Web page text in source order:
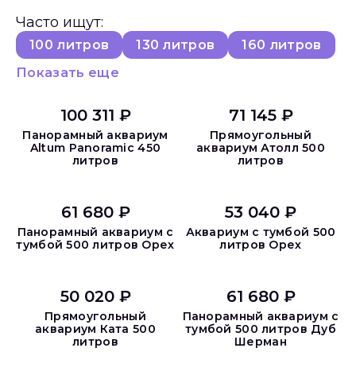
Часто ищут:
100 литров 130 литров
160 литров
Показать еще
100 311 ₽
Панорамный аквариум
Altum Panoramic 450
литров
71 145 ₽
Прямоугольный
аквариум Атолл 500
литров
61 680 ₽
Панорамный аквариум с
тумбой 500 литров Орех
53 040 ₽
Аквариум с тумбой 500
литров Орех
50 020 ₽
Прямоугольный
аквариум Ката 500
литров
61 680 ₽
Панорамный аквариум с
тумбой 500 литров Дуб
Шерман